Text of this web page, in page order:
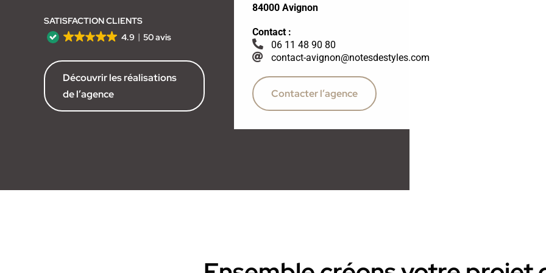
SATISFACTION CLIENTS
4.9
50 avis
Découvrir les réalisations
de l’agence
84000Avignon
Contact :
06 11 48 90 80
contact-avignon@notesdestyles.com
Contacter l’agence